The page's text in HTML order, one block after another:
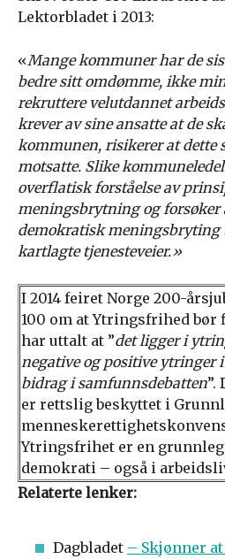
Lektorbladet i 2013:
«Mange kommuner har de
bedre sitt omdømme, ikke
rekruttere velutdannet
krever av sine ansatte at de
kommunen, risikerer at dette
motsatte. Slike
overflatisk forståelse av
meningsbrytning og forsøker
demokratisk meningsbryting
kartlagte tjenesteveier.»
I 2014 feiret Norge 200-
100 om at Ytringsfrihed bør
har uttalt at ”det ligger i
negative og positive ytringer
bidrag i samfunnsdebatten”.
er rettslig beskyttet i
Ytringsfrihet er en
demokrati – også i
Relaterte lenker:
Dagbladet – Skjønner